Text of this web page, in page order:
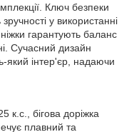
Ключ безпеки
у використанні
гарантують баланс
Сучасний дизайн
який інтер'єр, надаючи
бігова доріжка
плавний та